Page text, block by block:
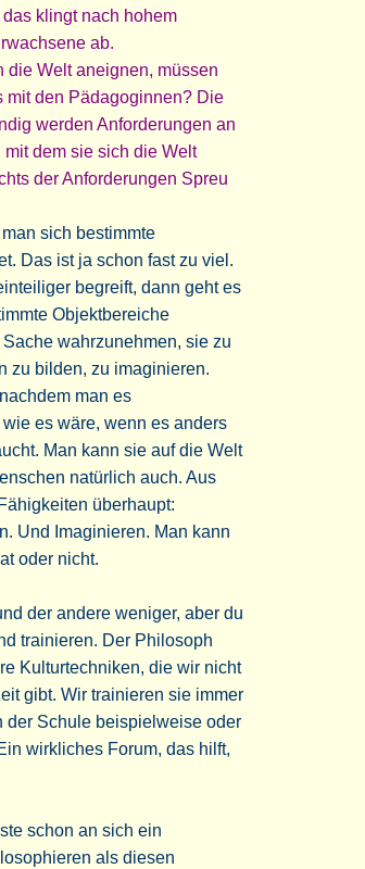
klingt nach hohem
ab.
die Welt aneignen, müssen
mit den Pädagoginnen? Die
werden Anforderungen an
dem sie sich die Welt
der Anforderungen Spreu
sich bestimmte
Das ist ja schon fast zu viel.
begreift, dann geht es
Objektbereiche
wahrzunehmen, sie zu
zu bilden, zu imaginieren.
man es
es wäre, wenn es anders
Man kann sie auf die Welt
natürlich auch. Aus
überhaupt:
Und Imaginieren. Man kann
oder nicht.
der andere weniger, aber du
trainieren. Der Philosoph
Kulturtechniken, die wir nicht
gibt. Wir trainieren sie immer
der Schule beispielweise oder
wirkliches Forum, das hilft,
schon an sich ein
als diesen